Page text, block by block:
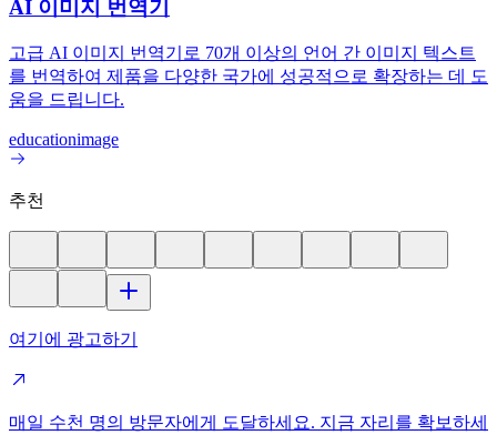
AI 이미지 번역기
고급 AI 이미지 번역기로 70개 이상의 언어 간 이미지 텍스트
를 번역하여 제품을 다양한 국가에 성공적으로 확장하는 데 도
움을 드립니다.
educationimage
추천
여기에 광고하기
매일 수천 명의 방문자에게 도달하세요. 지금 자리를 확보하세